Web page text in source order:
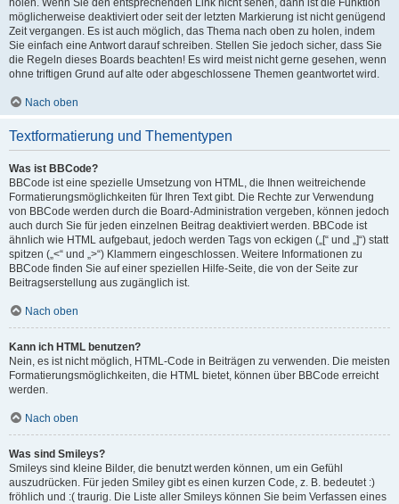
holen. Wenn Sie den entsprechenden Link nicht sehen, dann ist die Funktion
möglicherweise deaktiviert oder seit der letzten Markierung ist nicht genügend
Zeit vergangen. Es ist auch möglich, das Thema nach oben zu holen, indem
Sie einfach eine Antwort darauf schreiben. Stellen Sie jedoch sicher, dass Sie
die Regeln dieses Boards beachten! Es wird meist nicht gerne gesehen, wenn
ohne triftigen Grund auf alte oder abgeschlossene Themen geantwortet wird.
Nach oben
Textformatierung und Thementypen
Was ist BBCode?
BBCode ist eine spezielle Umsetzung von HTML, die Ihnen weitreichende
Formatierungsmöglichkeiten für Ihren Text gibt. Die Rechte zur Verwendung
von BBCode werden durch die Board-Administration vergeben, können jedoch
auch durch Sie für jeden einzelnen Beitrag deaktiviert werden. BBCode ist
ähnlich wie HTML aufgebaut, jedoch werden Tags von eckigen („[“ und „]“) statt
spitzen („<“ und „>“) Klammern eingeschlossen. Weitere Informationen zu
BBCode finden Sie auf einer speziellen Hilfe-Seite, die von der Seite zur
Beitragserstellung aus zugänglich ist.
Nach oben
Kann ich HTML benutzen?
Nein, es ist nicht möglich, HTML-Code in Beiträgen zu verwenden. Die meisten
Formatierungsmöglichkeiten, die HTML bietet, können über BBCode erreicht
werden.
Nach oben
Was sind Smileys?
Smileys sind kleine Bilder, die benutzt werden können, um ein Gefühl
auszudrücken. Für jeden Smiley gibt es einen kurzen Code, z. B. bedeutet :)
fröhlich und :( traurig. Die Liste aller Smileys können Sie beim Verfassen eines